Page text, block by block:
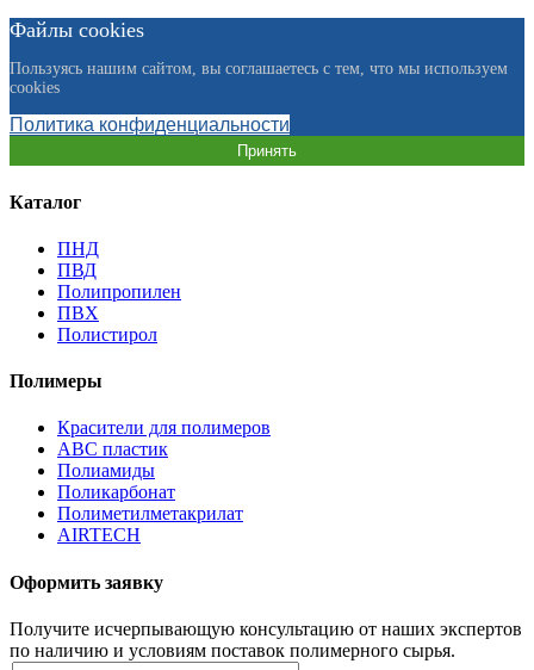
Файлы cookies
Пользуясь нашим сайтом, вы соглашаетесь с тем, что мы используем
cookies
Политика конфиденциальности
Принять
Каталог
ПНД
ПВД
Полипропилен
ПВХ
Полистирол
Полимеры
Красители для полимеров
АВС пластик
Полиамиды
Поликарбонат
Полиметилметакрилат
AIRTECH
Оформить заявку
Получите исчерпывающую консультацию от наших экспертов
по наличию и условиям поставок полимерного сырья.